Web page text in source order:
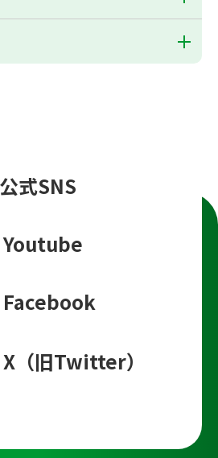
公式SNS
Youtube
Facebook
X（旧Twitter）